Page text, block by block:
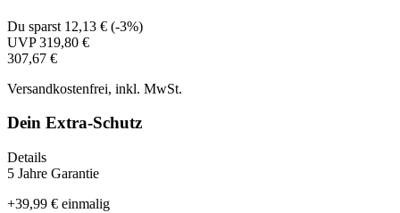
Du sparst 12,13 € (-3%)
UVP319,80 €
307,67 €
Versandkostenfrei, inkl. MwSt.
Dein Extra-Schutz
Details
5 Jahre Garantie
+39,99 € einmalig